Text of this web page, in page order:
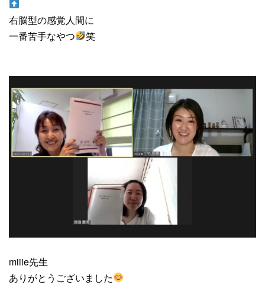
右脳型の感覚人間に
一番苦手なやつ
笑
miiie先生
ありがとうございました